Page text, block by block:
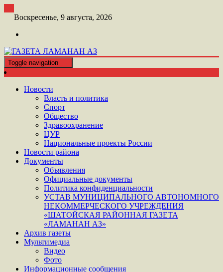
Воскресенье, 9 августа, 2026
ГАЗЕТА ЛАМАНАН АЗ
ШАТОЙСКАЯ ГАЗЕТА ЛАМАНАН АЗ
Toggle navigation
Новости
Власть и политика
Спорт
Общество
Здравоохранение
ЦУР
Национальные проекты России
Новости района
Документы
Объявления
Официальные документы
Политика конфиденциальности
УСТАВ МУНИЦИПАЛЬНОГО АВТОНОМНОГО
НЕКОММЕРЧЕСКОГО УЧРЕЖДЕНИЯ
«ШАТОЙСКАЯ РАЙОННАЯ ГАЗЕТА
«ЛАМАНАН АЗ»
Архив газеты
Мультимедиа
Видео
Фото
Информационные сообщения